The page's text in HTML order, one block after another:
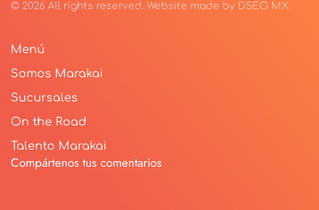
© 2026 All rights reserved. Website made by DSEO MX.
Menú
Somos Marakai
Sucursales
On the Road
Talento Marakai
Compártenos tus comentarios